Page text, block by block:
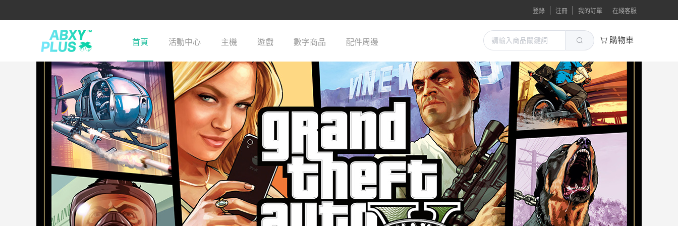
登錄 注冊 我的訂單 在綫客服
首頁 活動中心 主機 遊戲 數字商品 配件周邊 購物車